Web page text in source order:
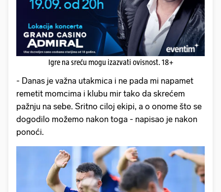
Igre na sreću mogu izazvati ovisnost. 18+
- Danas je važna utakmica i ne pada mi napamet
remetit momcima i klubu mir tako da skrećem
pažnju na sebe. Sritno ciloj ekipi, a o onome što se
dogodilo možemo nakon toga - napisao je nakon
ponoći.